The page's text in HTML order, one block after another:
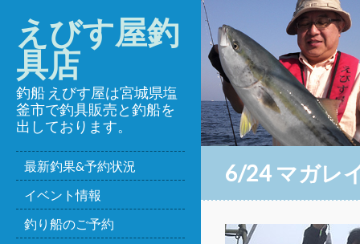
えびす屋釣
具店
釣船 えびす屋は宮城県塩
釜市で釣具販売と釣船を
出しております。
最新釣果&予約状況
イベント情報
釣り船のご予約
6/24 マガレ